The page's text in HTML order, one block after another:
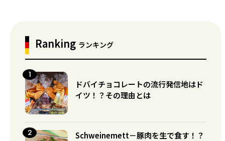
Ranking ランキング
ドバイチョコレートの流行発信地はド
イツ！？その理由とは
Schweinemett－豚肉を生で食す！？